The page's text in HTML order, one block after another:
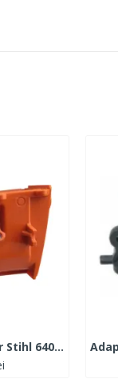
Adaptor filtru aer Stihl 640,650,660